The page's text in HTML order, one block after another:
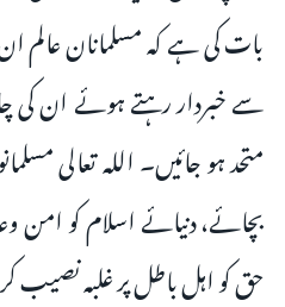
بات کی ہے کہ مسلمانان
سے خبردار رہتے ہوئے ان کی
متحد ہو جائیں۔ اللہ تعالی
بچائے، دنیائے اسلام کو
حق کو اہل باطل پر غلبہ